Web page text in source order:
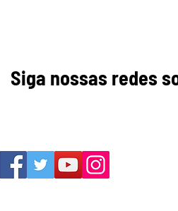
Siga nossas redes